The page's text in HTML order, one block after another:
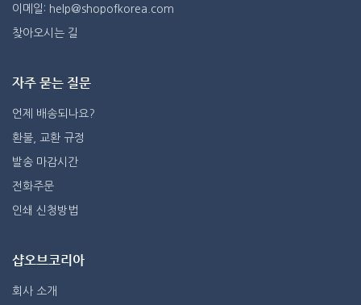
이메일: help@shopofkorea.com
찾아오시는 길
자주 묻는 질문
언제 배송되나요?
환불, 교환 규정
발송 마감시간
전화주문
인쇄 신청방법
샵오브코리아
회사 소개